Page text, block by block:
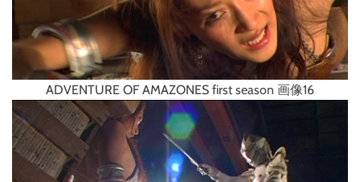
ADVENTURE OF AMAZONES first season 画像16